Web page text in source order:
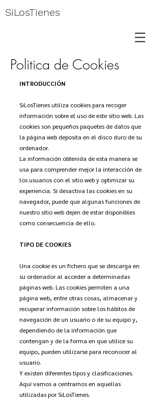
SiLosTienes
Politica de Cookies
INTRODUCCIÓN
SiLosTienes utiliza cookies para recoger
información sobre el uso de este sitio web. Las
cookies son pequeños paquetes de datos que
la página web deposita en el disco duro de su
ordenador.
La información obtenida de esta manera se
usa para comprender mejor la interacción de
los usuarios con el sitio web y optimizar su
experiencia. Si desactiva las cookies en su
navegador, puede que algunas funciones de
nuestro sitio web dejen de estar disponibles
como consecuencia de ello.
TIPO DE COOKIES
Una cookie es un fichero que se descarga en
su ordenador al acceder a determinadas
páginas web. Las cookies permiten a una
página web, entre otras cosas, almacenar y
recuperar información sobre los hábitos de
navegación de un usuario o de su equipo y,
dependiendo de la información que
contengan y de la forma en que utilice su
equipo, pueden utilizarse para reconocer al
usuario.
Y existen diferentes tipos y clasificaciones.
Aquí vamos a centrarnos en aquellas
utilizadas por SiLosTienes.